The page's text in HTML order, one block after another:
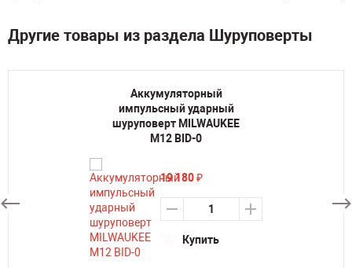
Другие товары из раздела Шуруповерты
Аккумуляторный
импульсный ударный
шуруповерт MILWAUKEE
M12 BID-0
19 180₽
Купить